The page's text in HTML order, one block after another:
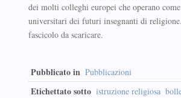
dei molti colleghi europei che operano
universitari dei futuri insegnanti di
fascicolo da scaricare.
Pubblicato in Pubblicazioni
Etichettato sotto istruzione religiosa